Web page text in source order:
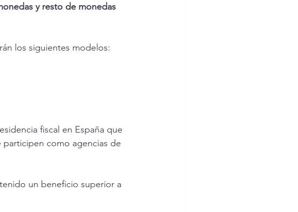
y resto de monedas
los siguientes modelos:
fiscal en España que
como agencias de
un beneficio superior a